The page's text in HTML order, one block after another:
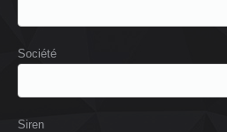
Société
Siren